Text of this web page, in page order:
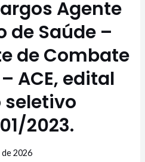
Agente
Saúde –
de Combate
ACE, edital
seletivo
2023.
2026